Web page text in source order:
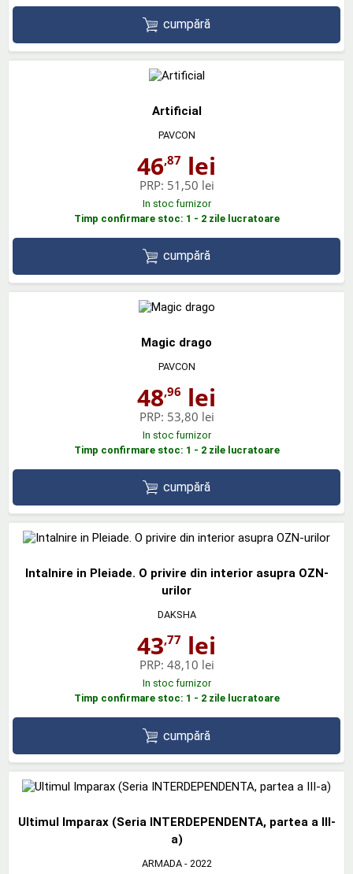
cumpără
Artificial
PAVCON
46,87 lei
PRP: 51,50 lei
In stoc furnizor
Timp confirmare stoc: 1 - 2 zile lucratoare
cumpără
Magic drago
PAVCON
48,96 lei
PRP: 53,80 lei
In stoc furnizor
Timp confirmare stoc: 1 - 2 zile lucratoare
cumpără
Intalnire in Pleiade. O privire din interior asupra OZN-
urilor
DAKSHA
43,77 lei
PRP: 48,10 lei
In stoc furnizor
Timp confirmare stoc: 1 - 2 zile lucratoare
cumpără
Ultimul Imparax (Seria INTERDEPENDENTA, partea a III-
a)
ARMADA- 2022